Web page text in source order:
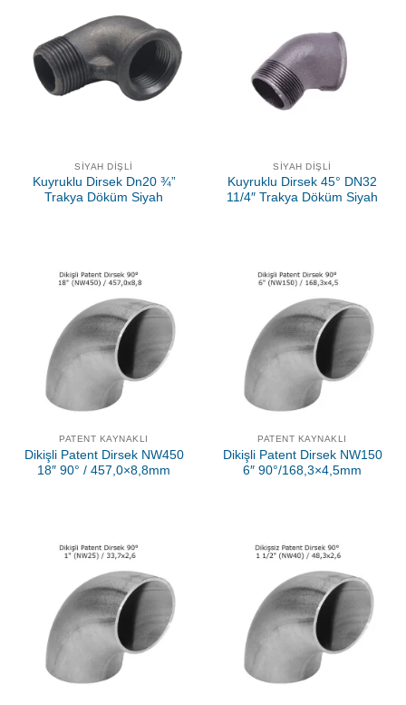
SIYAH DIŞLI
Kuyruklu Dirsek Dn20 ¾”
Trakya Döküm Siyah
SIYAH DIŞLI
Kuyruklu Dirsek 45° DN32
11/4″ Trakya Döküm Siyah
PATENT KAYNAKLI
Dikişli Patent Dirsek NW450
18″ 90° / 457,0×8,8mm
PATENT KAYNAKLI
Dikişli Patent Dirsek NW150
6″ 90°/168,3×4,5mm